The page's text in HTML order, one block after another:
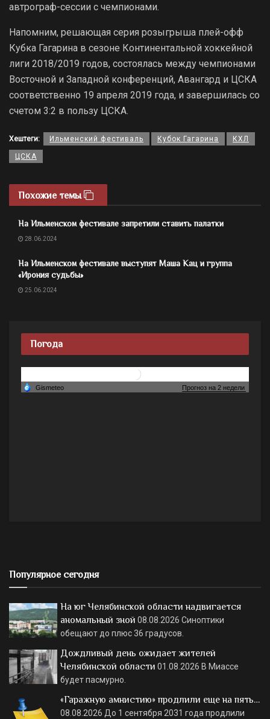
автрограф-сессии с чемпионами.
Напомним, решающая серия розыгрыша плей-офф
Кубка Гагарина в сезоне Континентальной хоккейной
лиги 2018/2019 годов, состоялась между чемпионами
Восточной и Западной конференций, Авангард и ЦСКА
соответственно 19 апреля 2019 года, и завершилась со
счетом 3:2 в пользу ЦСКА.
Хештеги: Ильменский фестиваль Кубок Гагарина КХЛ
ЦСКА
Похожие темы
На Ильменском фестивале запретили ставить палатки
28.06.2024
На Ильменском фестивале выступят Маша Кац и группа
«Ирония судьбы»
25.06.2024
Погода
Популярное сегодня
На юг Челябинской области надвигается
аномальный зной 08.08.2026 Синоптики
обещают до плюс 36 градусов.
Дождливый день ожидает жителей
Челябинской области 01.08.2026 В Миассе
будет пасмурно.
«Гаражную амнистию» продлили еще на пять…
08.08.2026 До 1 сентября 2031 года продлили